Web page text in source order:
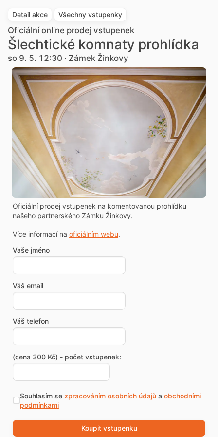
Detail akce Všechny vstupenky
Oficiální online prodej vstupenek
Šlechtické komnaty prohlídka
so 9. 5. 12:30 · Zámek Žinkovy
Oficiální prodej vstupenek na komentovanou prohlídku
našeho partnerského Zámku Žinkovy.
Více informací na oficiálním webu.
Vaše jméno
Váš email
Váš telefon
(cena 300 Kč) - počet vstupenek:
Souhlasím se zpracováním osobních údajůa obchodními
podmínkami
Koupit vstupenku